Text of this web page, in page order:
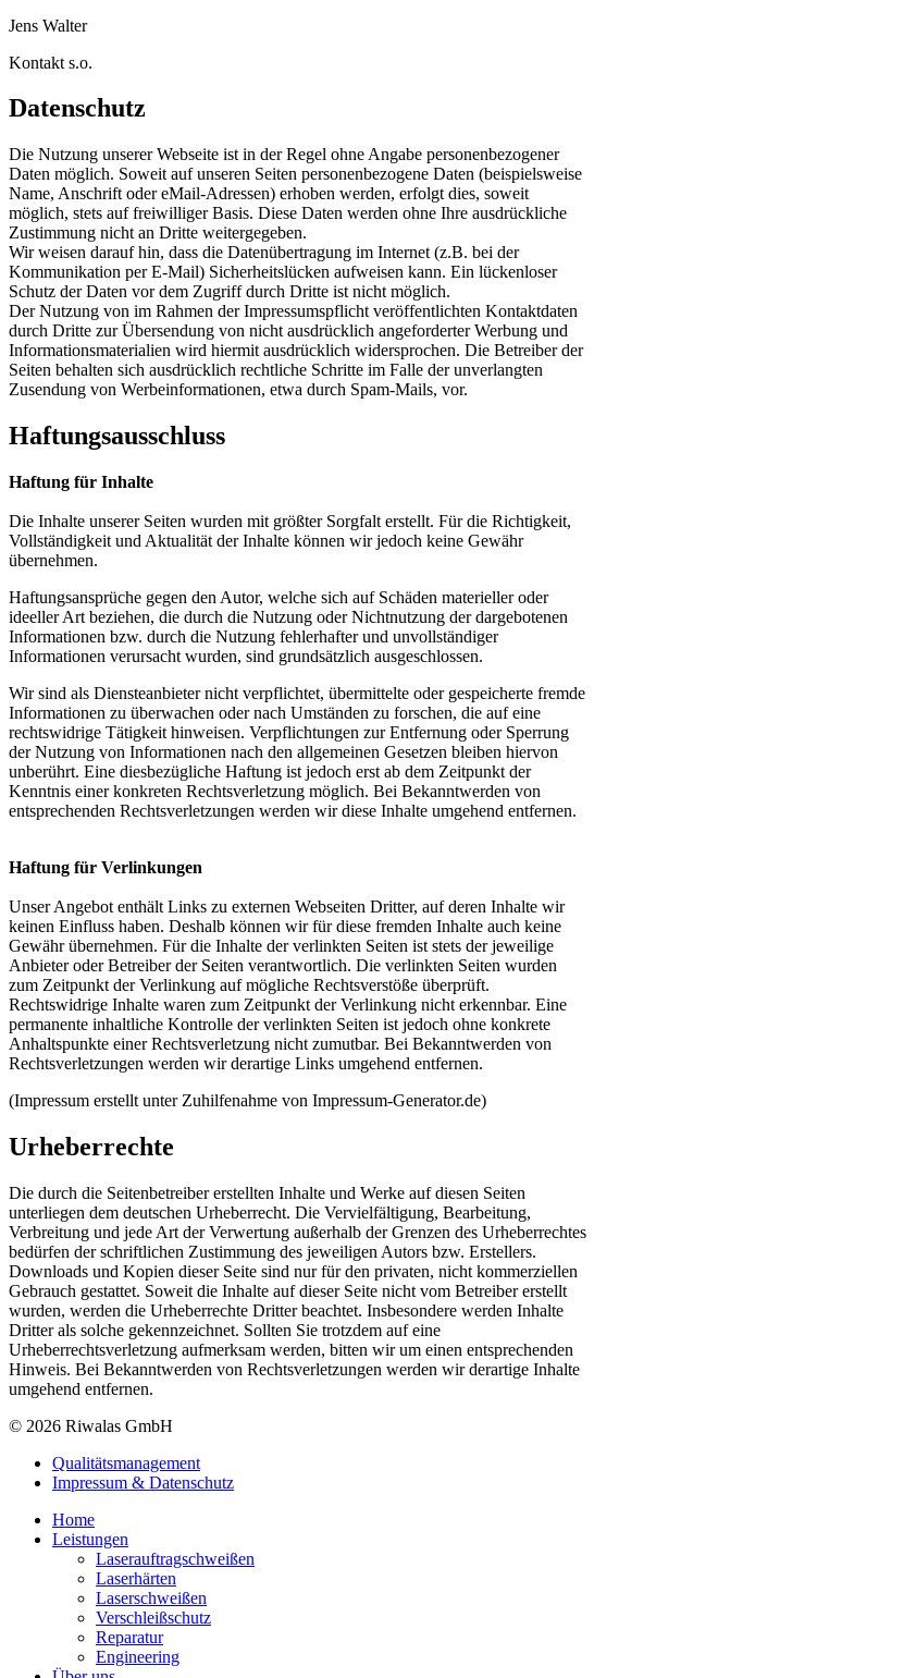
Jens Walter
Kontakt s.o.
Datenschutz
Die Nutzung unserer Webseite ist in der Regel ohne Angabe personenbezogener
Daten möglich. Soweit auf unseren Seiten personenbezogene Daten (beispielsweise
Name, Anschrift oder eMail-Adressen) erhoben werden, erfolgt dies, soweit
möglich, stets auf freiwilliger Basis. Diese Daten werden ohne Ihre ausdrückliche
Zustimmung nicht an Dritte weitergegeben.
Wir weisen darauf hin, dass die Datenübertragung im Internet (z.B. bei der
Kommunikation per E-Mail) Sicherheitslücken aufweisen kann. Ein lückenloser
Schutz der Daten vor dem Zugriff durch Dritte ist nicht möglich.
Der Nutzung von im Rahmen der Impressumspflicht veröffentlichten Kontaktdaten
durch Dritte zur Übersendung von nicht ausdrücklich angeforderter Werbung und
Informationsmaterialien wird hiermit ausdrücklich widersprochen. Die Betreiber der
Seiten behalten sich ausdrücklich rechtliche Schritte im Falle der unverlangten
Zusendung von Werbeinformationen, etwa durch Spam-Mails, vor.
Haftungsausschluss
Haftung für Inhalte
Die Inhalte unserer Seiten wurden mit größter Sorgfalt erstellt. Für die Richtigkeit,
Vollständigkeit und Aktualität der Inhalte können wir jedoch keine Gewähr
übernehmen.
Haftungsansprüche gegen den Autor, welche sich auf Schäden materieller oder
ideeller Art beziehen, die durch die Nutzung oder Nichtnutzung der dargebotenen
Informationen bzw. durch die Nutzung fehlerhafter und unvollständiger
Informationen verursacht wurden, sind grundsätzlich ausgeschlossen.
Wir sind als Diensteanbieter nicht verpflichtet, übermittelte oder gespeicherte fremde
Informationen zu überwachen oder nach Umständen zu forschen, die auf eine
rechtswidrige Tätigkeit hinweisen. Verpflichtungen zur Entfernung oder Sperrung
der Nutzung von Informationen nach den allgemeinen Gesetzen bleiben hiervon
unberührt. Eine diesbezügliche Haftung ist jedoch erst ab dem Zeitpunkt der
Kenntnis einer konkreten Rechtsverletzung möglich. Bei Bekanntwerden von
entsprechenden Rechtsverletzungen werden wir diese Inhalte umgehend entfernen.
Haftung für Verlinkungen
Unser Angebot enthält Links zu externen Webseiten Dritter, auf deren Inhalte wir
keinen Einfluss haben. Deshalb können wir für diese fremden Inhalte auch keine
Gewähr übernehmen. Für die Inhalte der verlinkten Seiten ist stets der jeweilige
Anbieter oder Betreiber der Seiten verantwortlich. Die verlinkten Seiten wurden
zum Zeitpunkt der Verlinkung auf mögliche Rechtsverstöße überprüft.
Rechtswidrige Inhalte waren zum Zeitpunkt der Verlinkung nicht erkennbar. Eine
permanente inhaltliche Kontrolle der verlinkten Seiten ist jedoch ohne konkrete
Anhaltspunkte einer Rechtsverletzung nicht zumutbar. Bei Bekanntwerden von
Rechtsverletzungen werden wir derartige Links umgehend entfernen.
(Impressum erstellt unter Zuhilfenahme von Impressum-Generator.de)
Urheberrechte
Die durch die Seitenbetreiber erstellten Inhalte und Werke auf diesen Seiten
unterliegen dem deutschen Urheberrecht. Die Vervielfältigung, Bearbeitung,
Verbreitung und jede Art der Verwertung außerhalb der Grenzen des Urheberrechtes
bedürfen der schriftlichen Zustimmung des jeweiligen Autors bzw. Erstellers.
Downloads und Kopien dieser Seite sind nur für den privaten, nicht kommerziellen
Gebrauch gestattet. Soweit die Inhalte auf dieser Seite nicht vom Betreiber erstellt
wurden, werden die Urheberrechte Dritter beachtet. Insbesondere werden Inhalte
Dritter als solche gekennzeichnet. Sollten Sie trotzdem auf eine
Urheberrechtsverletzung aufmerksam werden, bitten wir um einen entsprechenden
Hinweis. Bei Bekanntwerden von Rechtsverletzungen werden wir derartige Inhalte
umgehend entfernen.
© 2026 Riwalas GmbH
Qualitätsmanagement
Impressum & Datenschutz
Home
Leistungen
Laserauftragschweißen
Laserhärten
Laserschweißen
Verschleißschutz
Reparatur
Engineering